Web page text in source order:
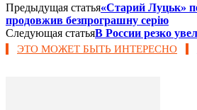
Предыдущая статья«Старий Луцьк»
продовжив безпрограшну серію
Следующая статьяВ России резко
ЭТО МОЖЕТ БЫТЬ ИНТЕРЕСНО